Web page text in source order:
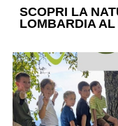
SCOPRI LA
LOMBARDIA